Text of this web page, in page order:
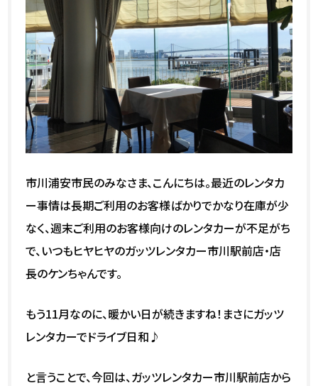
市川浦安市民のみなさま、こんにちは。最近のレンタカ
ー事情は長期ご利用のお客様ばかりでかなり在庫が少
なく、週末ご利用のお客様向けのレンタカーが不足がち
で、いつもヒヤヒヤのガッツレンタカー市川駅前店・店
長のケンちゃんです。
もう11月なのに、暖かい日が続きますね！まさにガッツ
レンタカーでドライブ日和♪
と言うことで、今回は、ガッツレンタカー市川駅前店から